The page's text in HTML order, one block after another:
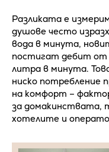
Разликата е
душове често
вода в минута,
постигат дебит от
литра в минута.
ниско потребление
на комфорт –
за домакинствата,
хотелите и